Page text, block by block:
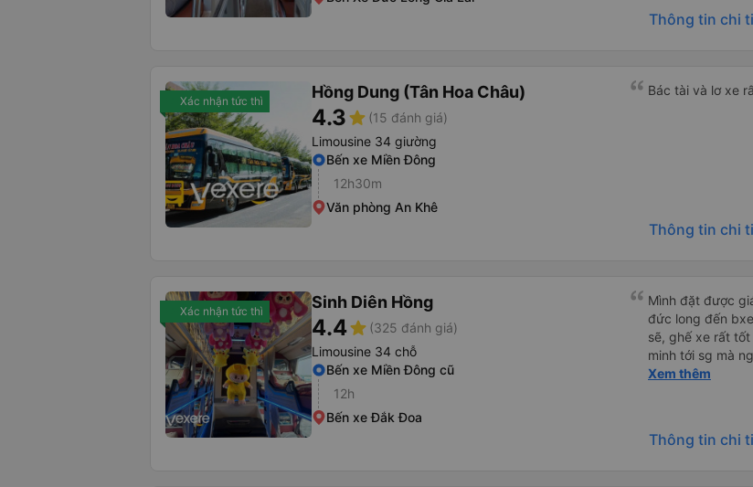
Thông tin chi
Xác nhận tức thì Hồng Dung (Tân Hoa Châu)
4.3star (15 đánh giá)
Limousine 34 giường
Bến xe Miền Đông
12h30m
Văn phòng An Khê
Bác tài và lơ xe
Thông tin chi
Xác nhận tức thì Sinh Diên Hồng
4.4star (325 đánh giá)
Limousine 34 chỗ
Bến xe Miền Đông cũ
12h
Bến xe Đắk Đoa
Mình đặt được
đức long đến
sẽ, ghế xe rất
minh tới sg mà
xíu là ổn.
Xem thêm
Thông tin chi